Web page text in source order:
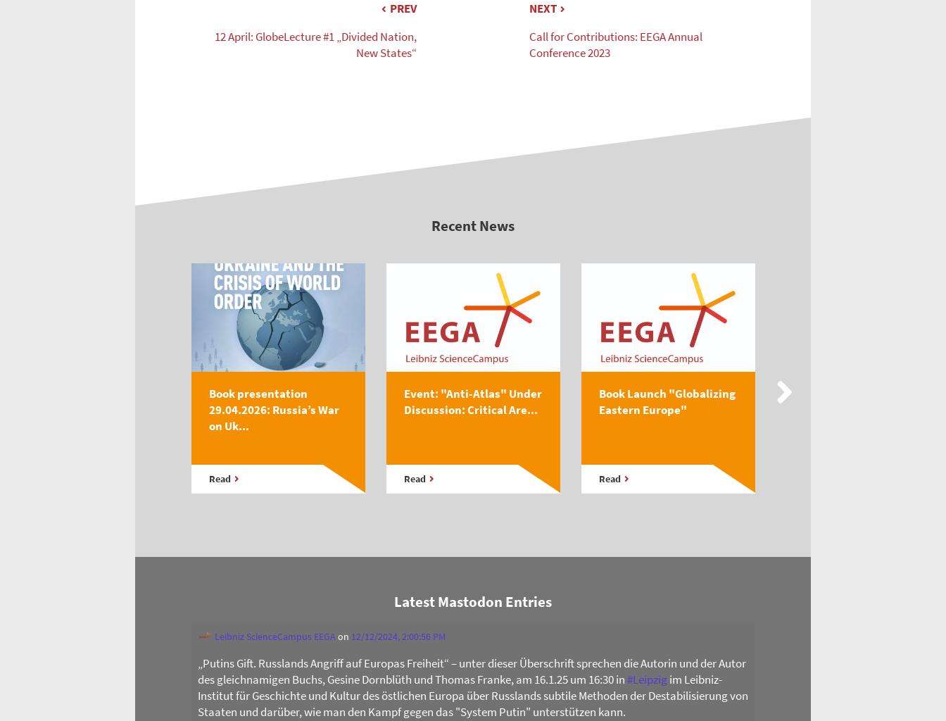
PREV
12 April: GlobeLecture #1 „Divided Nation,
New States“
NEXT
Call for Contributions: EEGA Annual
Conference 2023
Recent News
Book presentation
29.04.2026: Russia’s War
on Uk...
Read
Event: "Anti-Atlas" Under
Discussion: Critical Are...
Read
Book Launch "Globalizing
Eastern Europe"
Read
Latest Mastodon Entries
Leibniz ScienceCampus EEGAon 12/12/2024, 2:00:56 PM
„Putins Gift. Russlands Angriff auf Europas Freiheit“ – unter dieser Überschrift sprechen die Autorin und der Autor
des gleichnamigen Buchs, Gesine Dornblüth und Thomas Franke, am 16.1.25 um 16:30 in#Leipzig im Leibniz-
Institut für Geschichte und Kultur des östlichen Europa über Russlands subtile Methoden der Destabilisierung von
Staaten und darüber, wie man den Kampf gegen das "System Putin" unterstützen kann.